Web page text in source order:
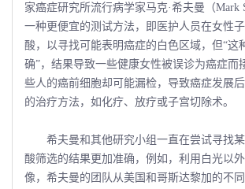
家癌症研究所流行病学家马克·希夫曼（Mark
一种更便宜的测试方法，即医护人员在女性
酸，以寻找可能表明癌症的白色区域，但“这
确”，结果导致一些健康女性被误诊为癌症而
些人的癌前细胞却可能漏检，导致癌症发展
的治疗方法，如化疗、放疗或子宫切除术。
希夫曼和其他研究小组一直在尝试寻找某
酸筛选的结果更加准确，例如，利用白光以
像，希夫曼的团队从美国和哥斯达黎加的不